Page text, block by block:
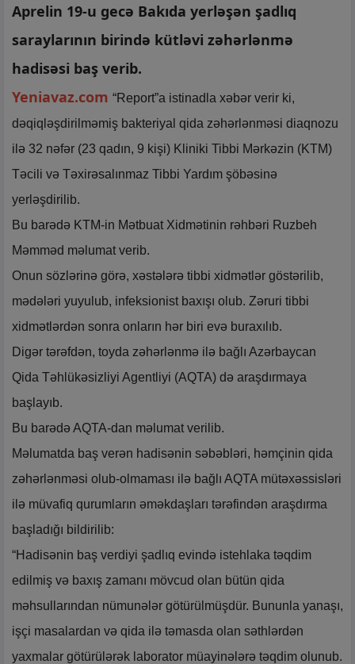
Aprelin 19-u gecə Bakıda yerləşən şadlıq
saraylarının birində kütləvi zəhərlənmə
hadisəsi baş verib.
Yeniavaz.com “Report”a istinadla xəbər verir ki,
dəqiqləşdirilməmiş bakteriyal qida zəhərlənməsi diaqnozu
ilə 32 nəfər (23 qadın, 9 kişi) Kliniki Tibbi Mərkəzin (KTM)
Təcili və Təxirəsalınmaz Tibbi Yardım şöbəsinə
yerləşdirilib.
Bu barədə KTM-in Mətbuat Xidmətinin rəhbəri Ruzbeh
Məmməd məlumat verib.
Onun sözlərinə görə, xəstələrə tibbi xidmətlər göstərilib,
mədələri yuyulub, infeksionist baxışı olub. Zəruri tibbi
xidmətlərdən sonra onların hər biri evə buraxılıb.
Digər tərəfdən, toyda zəhərlənmə ilə bağlı Azərbaycan
Qida Təhlükəsizliyi Agentliyi (AQTA) də araşdırmaya
başlayıb.
Bu barədə AQTA-dan məlumat verilib.
Məlumatda baş verən hadisənin səbəbləri, həmçinin qida
zəhərlənməsi olub-olmaması ilə bağlı AQTA mütəxəssisləri
ilə müvafiq qurumların əməkdaşları tərəfindən araşdırma
başladığı bildirilib:
“Hadisənin baş verdiyi şadlıq evində istehlaka təqdim
edilmiş və baxış zamanı mövcud olan bütün qida
məhsullarından nümunələr götürülmüşdür. Bununla yanaşı,
işçi masalardan və qida ilə təmasda olan səthlərdən
yaxmalar götürülərək laborator müayinələrə təqdim olunub.